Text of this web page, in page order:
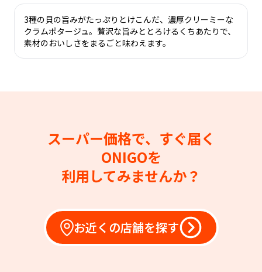
3種の貝の旨みがたっぷりとけこんだ、濃厚クリーミーな
クラムポタージュ。贅沢な旨みととろけるくちあたりで、
素材のおいしさをまるごと味わえます。
スーパー価格で、すぐ届く
ONIGOを
利用してみませんか？
お近くの店舗を探す